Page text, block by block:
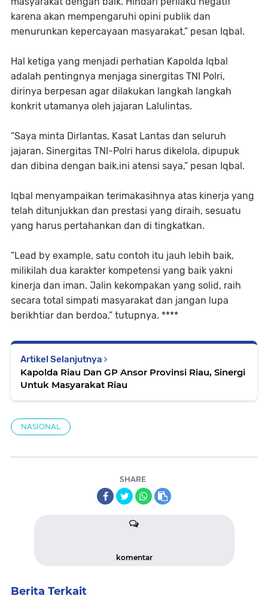
karena akan mempengaruhi opini publik dan
menurunkan kepercayaan masyarakat,” pesan Iqbal.
Hal ketiga yang menjadi perhatian Kapolda Iqbal
adalah pentingnya menjaga sinergitas TNI Polri,
dirinya berpesan agar dilakukan langkah langkah
konkrit utamanya oleh jajaran Lalulintas.
“Saya minta Dirlantas, Kasat Lantas dan seluruh
jajaran. Sinergitas TNI-Polri harus dikelola, dipupuk
dan dibina dengan baik,ini atensi saya,” pesan Iqbal.
Iqbal menyampaikan terimakasihnya atas kinerja yang
telah ditunjukkan dan prestasi yang diraih, sesuatu
yang harus pertahankan dan di tingkatkan.
“Lead by example, satu contoh itu jauh lebih baik,
milikilah dua karakter kompetensi yang baik yakni
kinerja dan iman. Jalin kekompakan yang solid, raih
secara total simpati masyarakat dan jangan lupa
berikhtiar dan berdoa,” tutupnya. ****
Artikel Selanjutnya
Kapolda Riau Dan GP Ansor Provinsi Riau, Sinergi
Untuk Masyarakat Riau
NASIONAL
SHARE
komentar
Berita Terkait